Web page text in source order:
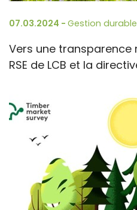
07.03.2024 - Gestion durable
Vers une
RSE de LCB et la